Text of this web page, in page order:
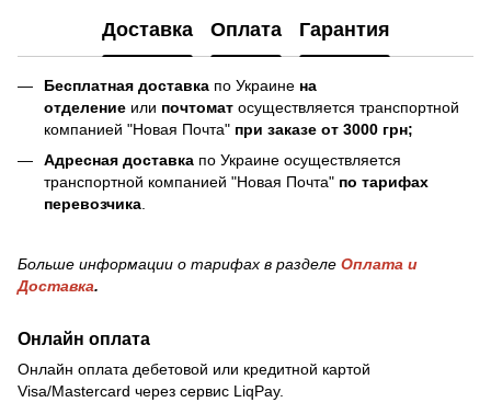
Доставка Оплата Гарантия
Бесплатная доставка по Украине на
отделение или почтомат осуществляется транспортной
компанией "Новая Почта" при заказе от 3000 грн;
Адресная доставка по Украине осуществляется
транспортной компанией "Новая Почта" по тарифах
перевозчика
Больше информации о тарифах в разделе Оплата и
Доставка.
Онлайн оплата
Онлайн оплата дебетовой или кредитной картой
Visa/Mastercard через сервис LiqPay.